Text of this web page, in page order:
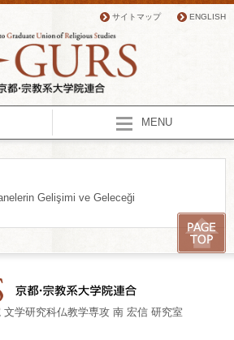
サイトマップ ENGLISH
MENU
Gelişimi ve Geleceği
学研究科仏教学専攻 南 宏信 研究室